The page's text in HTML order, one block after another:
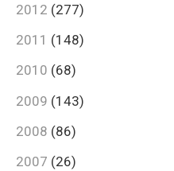
2012 (277)
2011 (148)
2010 (68)
2009 (143)
2008 (86)
2007 (26)